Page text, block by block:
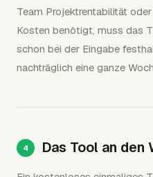
Team Projektrentabilität
Kosten benötigt, muss das
schon bei der Eingabe
nachträglich eine ganze
Das Tool an